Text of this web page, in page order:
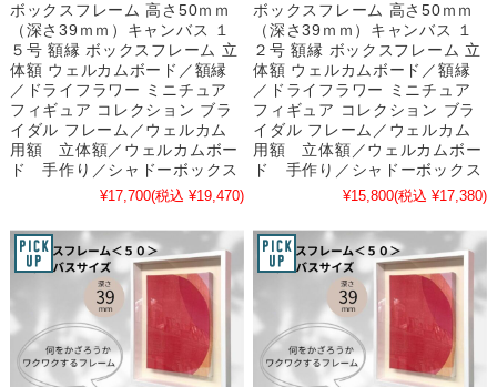
ボックスフレーム 高さ50ｍｍ
（深さ39ｍｍ）キャンバス １
５号 額縁 ボックスフレーム 立
体額 ウェルカムボード／額縁
／ドライフラワー ミニチュア
フィギュア コレクション ブラ
イダル フレーム／ウェルカム
用額 立体額／ウェルカムボー
ド 手作り／シャドーボックス
¥17,700(税込 ¥19,470)
ボックスフレーム 高さ50ｍｍ
（深さ39ｍｍ）キャンバス １
２号 額縁 ボックスフレーム 立
体額 ウェルカムボード／額縁
／ドライフラワー ミニチュア
フィギュア コレクション ブラ
イダル フレーム／ウェルカム
用額 立体額／ウェルカムボー
ド 手作り／シャドーボックス
¥15,800(税込 ¥17,380)